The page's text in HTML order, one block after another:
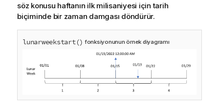
söz konusu haftanın ilk milisaniyesi için tarih
biçiminde bir zaman damgası döndürür.
lunarweekstart() fonksiyonunun örnek diyagramı